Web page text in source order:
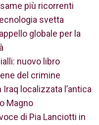
più ricorrenti
svetta
globale per la
nuovo libro
del crimine
localizzata l’antica
Magno
di Pia Lanciotti in